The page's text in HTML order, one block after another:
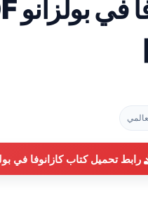
رابط تحميل كتاب كازانوفا في